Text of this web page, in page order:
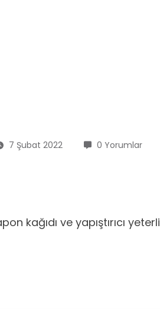
7 Şubat 2022 0 Yorumlar
kağıdı ve yapıştırıcı yeterli